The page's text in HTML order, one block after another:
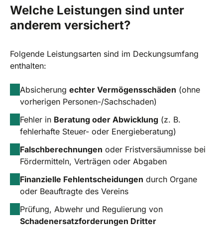
Welche Leistungen sind unter
anderem versichert?
Folgende Leistungsarten sind im Deckungsumfang
enthalten:
Absicherung echter Vermögensschäden (ohne
vorherigen Personen-/Sachschaden)
Fehler in Beratung oder Abwicklung (z. B.
fehlerhafte Steuer- oder Energieberatung)
Falschberechnungen oder Fristversäumnisse bei
Fördermitteln, Verträgen oder Abgaben
Finanzielle Fehlentscheidungen durch Organe
oder Beauftragte des Vereins
Prüfung, Abwehr und Regulierung von
Schadenersatzforderungen Dritter